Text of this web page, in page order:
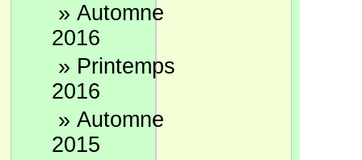
» Automne
2016
» Printemps
2016
» Automne
2015